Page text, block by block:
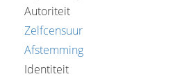
Autoriteit
Zelfcensuur
Afstemming
Identiteit